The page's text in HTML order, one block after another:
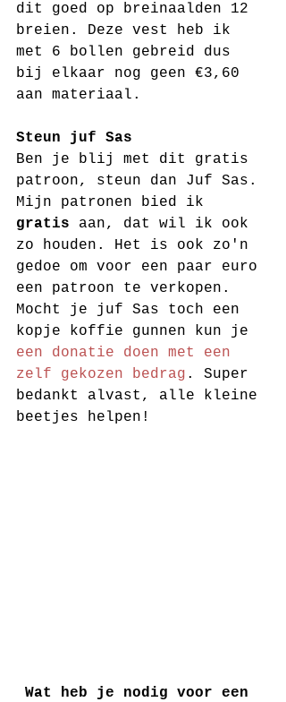
dit goed op breinaalden 12
breien. Deze vest heb ik
met 6 bollen gebreid dus
bij elkaar nog geen €3,60
aan materiaal.
Steun juf Sas
Ben je blij met dit gratis
patroon, steun dan Juf Sas.
Mijn patronen bied ik
gratis aan, dat wil ik ook
zo houden. Het is ook zo'n
gedoe om voor een paar euro
een patroon te verkopen.
Mocht je juf Sas toch een
kopje koffie gunnen kun je
een donatie doen met een
zelf gekozen bedrag . Super
bedankt alvast, alle kleine
beetjes helpen!
Wat heb je nodig voor een